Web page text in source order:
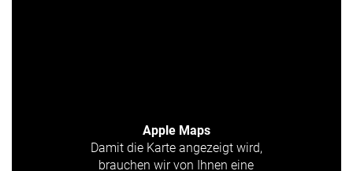
Apple Maps
Damit die Karte angezeigt wird,
brauchen wir von Ihnen eine